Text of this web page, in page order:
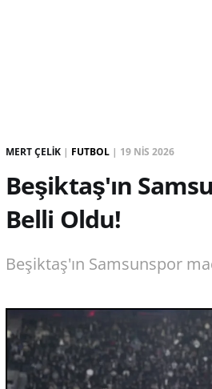
MERT ÇELIK | FUTBOL | 19 NIS 2026
Beşiktaş'ın
Belli Oldu!
Beşiktaş'ın Samsunspor